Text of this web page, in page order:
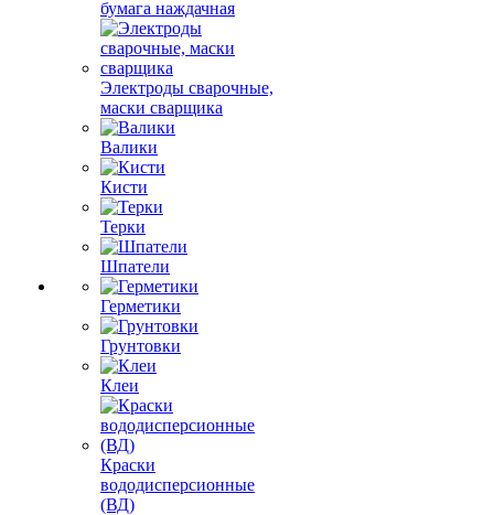
бумага наждачная
Электроды сварочные,
маски сварщика
Валики
Кисти
Терки
Шпатели
Герметики
Грунтовки
Клеи
Краски
вододисперсионные
(ВД)